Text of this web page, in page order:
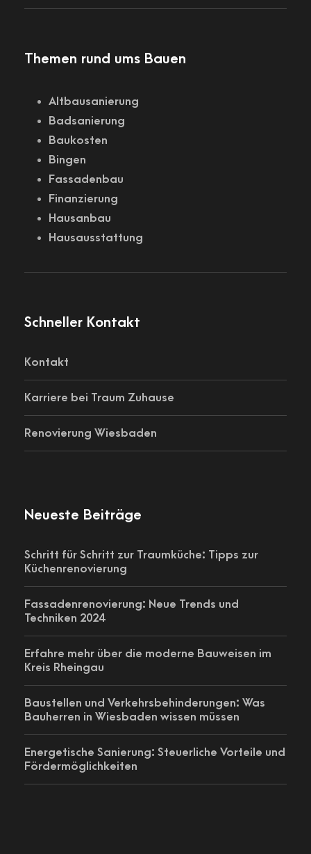
Themen rund ums Bauen
Altbausanierung
Badsanierung
Baukosten
Bingen
Fassadenbau
Finanzierung
Hausanbau
Hausausstattung
Schneller Kontakt
Kontakt
Karriere bei Traum Zuhause
Renovierung Wiesbaden
Neueste Beiträge
Schritt für Schritt zur Traumküche: Tipps zur
Küchenrenovierung
Fassadenrenovierung: Neue Trends und
Techniken 2024
Erfahre mehr über die moderne Bauweisen im
Kreis Rheingau
Baustellen und Verkehrsbehinderungen: Was
Bauherren in Wiesbaden wissen müssen
Energetische Sanierung: Steuerliche Vorteile und
Fördermöglichkeiten